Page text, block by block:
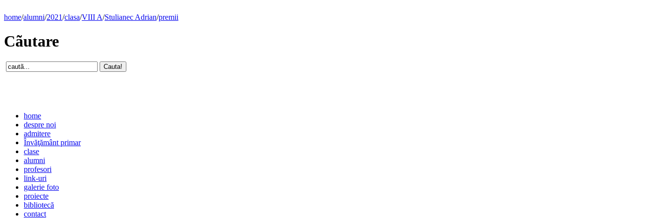
home/alumni/2021/clasa/VIII A/Stulianec Adrian/premii
Cãutare
home
despre noi
admitere
Învăţământ primar
clase
alumni
profesori
link-uri
galerie foto
proiecte
bibliotecă
contact